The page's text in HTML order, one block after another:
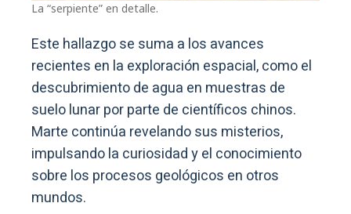
La “serpiente” en detalle.
Este hallazgo se suma a los avances
recientes en la exploración espacial, como el
descubrimiento de agua en muestras de
suelo lunar por parte de científicos chinos.
Marte continúa revelando sus misterios,
impulsando la curiosidad y el conocimiento
sobre los procesos geológicos en otros
mundos.